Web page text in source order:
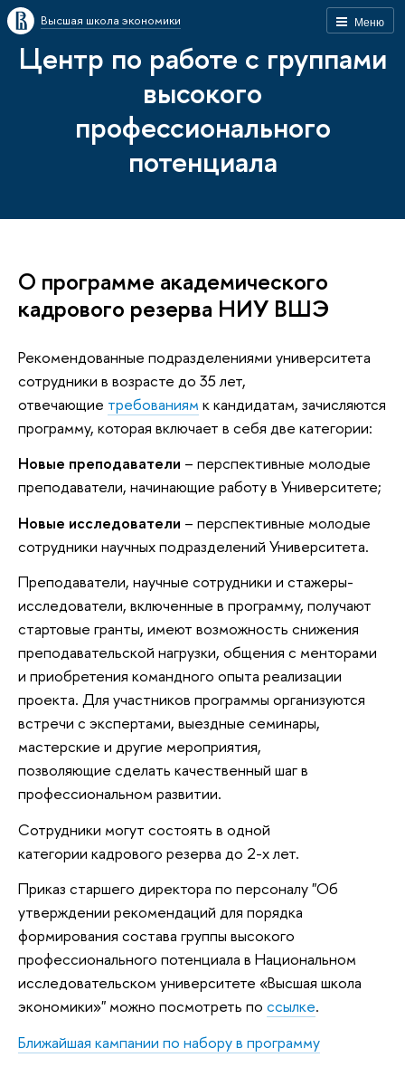
Меню
Высшая школа экономики
Центр по работе с группами
высокого
профессионального
потенциала
О программе академического
кадрового резерва НИУ ВШЭ
Рекомендованные подразделениями университета
сотрудники в возрасте до 35 лет,
отвечающие требованиям к кандидатам, зачисляются
программу, которая включает в себя две категории:
Новые преподаватели – перспективные молодые
преподаватели, начинающие работу в Университете;
Новые исследователи – перспективные молодые
сотрудники научных подразделений Университета.
Преподаватели, научные сотрудники и стажеры-
исследователи, включенные в программу, получают
стартовые гранты, имеют возможность снижения
преподавательской нагрузки, общения с менторами
и приобретения командного опыта реализации
проекта. Для участников программы организуются
встречи с экспертами, выездные семинары,
мастерские и другие мероприятия,
позволяющие сделать качественный шаг в
профессиональном развитии.
Сотрудники могут состоять в одной
категории кадрового резерва до 2-х лет.
Приказ старшего директора по персоналу "Об
утверждении рекомендаций для порядка
формирования состава группы высокого
профессионального потенциала в Национальном
исследовательском университете «Высшая школа
экономики»" можно посмотреть по ссылке.
Ближайшая кампании по набору в программу